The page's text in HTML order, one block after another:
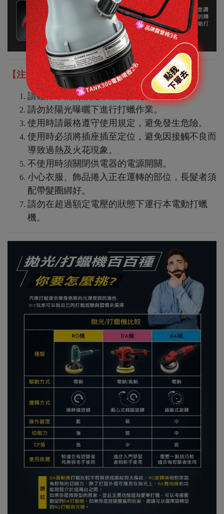
【注意事項】
請確保車輛清潔完畢並且擦乾。
請勿於陽光曝曬下進行打蠟作業。
使用時請嚴格遵守使用規定，避免發生危險。
使用時必須將插座插至定位，避免因接觸不良而
導致過熱及火花現象。
不使用時須關閉供電器的電源開關。
小心衣服、飾品捲入正在運轉的部位，長髮者須
配帶髮圈綁好。
請勿在超過額定電壓的狀態下運行本電動打蠟
機。